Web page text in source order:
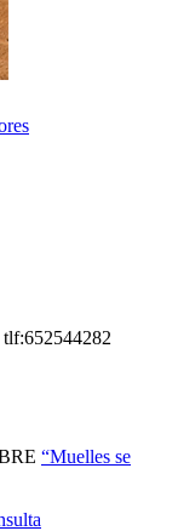
tlf:652544282
“Muelles se